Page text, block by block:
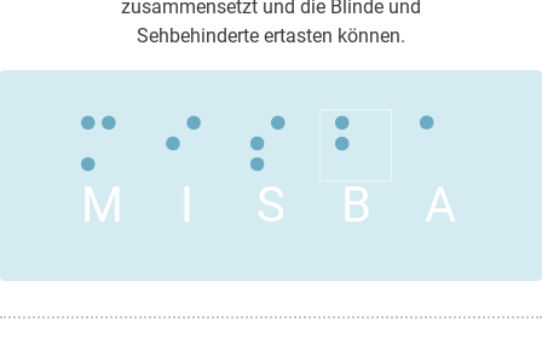
zusammensetzt und die Blinde und
Sehbehinderte ertasten können.
M I S B A